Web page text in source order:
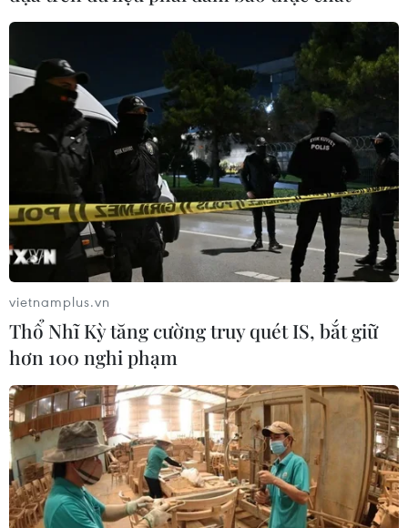
Chơi thiếu người, Becamex Bình Dương
19/06/2019 12:49
Mặc dù phải thi đấu thiếu người, Becamex Bình Dương
vẫn có được chiến thắng 1-0 trước PSM Makassar của
Indonesia ở lượt đi bán kết AFC Cup 2019 khu vực Đông
Hà Nội FC mắc kẹt ở Philippines sau trận
vietnamplus.vn
Thổ Nhĩ Kỳ tăng cường truy quét IS, bắt giữ
hơn 100 nghi phạm